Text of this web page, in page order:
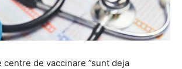
centre de vaccinare ”sunt deja